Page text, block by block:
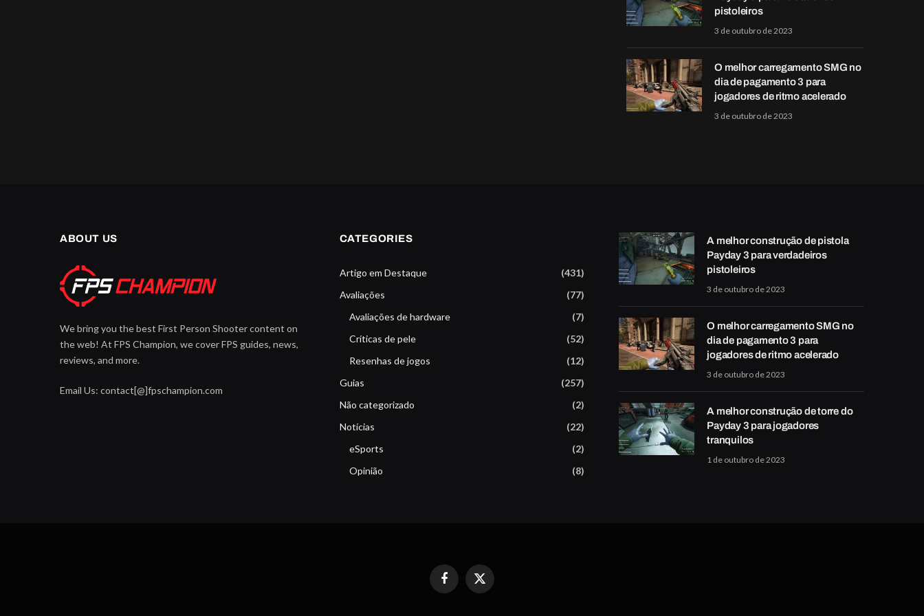
pistoleiros
3 de outubro de 2023
O melhor carregamento SMG no
dia de pagamento 3 para
jogadores de ritmo acelerado
3 de outubro de 2023
ABOUT US
We bring you the best First Person Shooter content on
the web! At FPS Champion, we cover FPS guides, news,
reviews, and more.
Email Us: contact[@]fpschampion.com
CATEGORIES
Artigo em Destaque
(431)
Avaliações
(77)
Avaliações de hardware
(7)
Críticas de pele
(52)
Resenhas de jogos
(12)
Guias
(257)
Não categorizado
(2)
Notícias
(22)
eSports
(2)
Opinião
(8)
A melhor construção de pistola
Payday 3 para verdadeiros
pistoleiros
3 de outubro de 2023
O melhor carregamento SMG no
dia de pagamento 3 para
jogadores de ritmo acelerado
3 de outubro de 2023
A melhor construção de torre do
Payday 3 para jogadores
tranquilos
1 de outubro de 2023
FacebookX
(Twitter)